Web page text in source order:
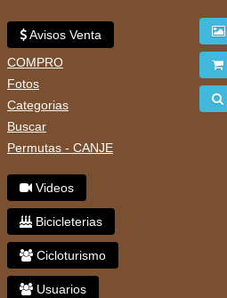
Avisos Venta
COMPRO
Fotos
Categorias
Buscar
Permutas - CANJE
Videos
Bicicleterias
Cicloturismo
Usuarios